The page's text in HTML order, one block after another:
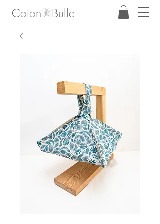
Coton Bulle